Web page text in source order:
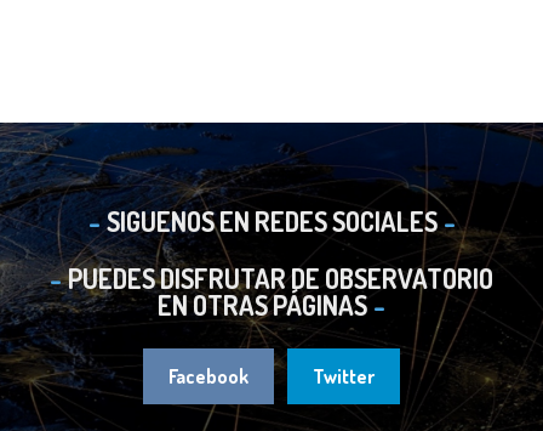
SIGUENOS EN REDES SOCIALES
PUEDES DISFRUTAR DE OBSERVATORIO
EN OTRAS PÁGINAS
Facebook Twitter